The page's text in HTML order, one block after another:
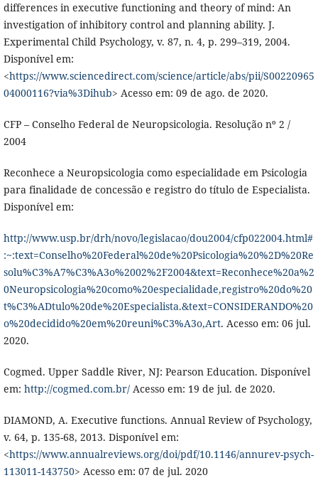
differences in executive functioning and theory of mind: An
investigation of inhibitory control and planning ability. J.
Experimental Child Psychology, v. 87, n. 4, p. 299–319, 2004.
Disponível em:
<https://www.sciencedirect.com/science/article/abs/pii/S00220965
04000116?via%3Dihub> Acesso em: 09 de ago. de 2020.
CFP – Conselho Federal de Neuropsicologia. Resolução nº 2 /
2004
Reconhece a Neuropsicologia como especialidade em Psicologia
para finalidade de concessão e registro do título de Especialista.
Disponível em:
http://www.usp.br/drh/novo/legislacao/dou2004/cfp022004.html#
:~:text=Conselho%20Federal%20de%20Psicologia%20%2D%20Re
solu%C3%A7%C3%A3o%2002%2F2004&text=Reconhece%20a%2
0Neuropsicologia%20como%20especialidade,registro%20do%20
t%C3%ADtulo%20de%20Especialista.&text=CONSIDERANDO%20
o%20decidido%20em%20reuni%C3%A3o,Art. Acesso em: 06 jul.
2020.
Cogmed. Upper Saddle River, NJ: Pearson Education. Disponível
em: http://cogmed.com.br/Acesso em: 19 de jul. de 2020.
DIAMOND, A. Executive functions. Annual Review of Psychology,
v. 64, p. 135-68, 2013. Disponível em:
<https://www.annualreviews.org/doi/pdf/10.1146/annurev-psych-
113011-143750> Acesso em: 07 de jul. 2020